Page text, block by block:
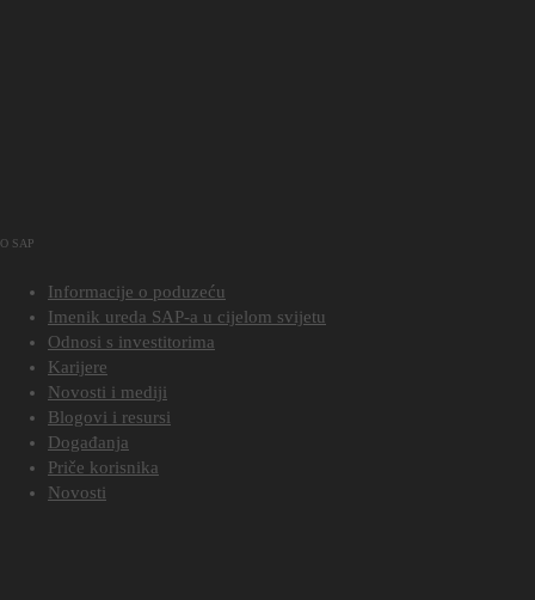
O SAP
Informacije o poduzeću
Imenik ureda SAP-a u cijelom svijetu
Odnosi s investitorima
Karijere
Novosti i mediji
Blogovi i resursi
Događanja
Priče korisnika
Novosti